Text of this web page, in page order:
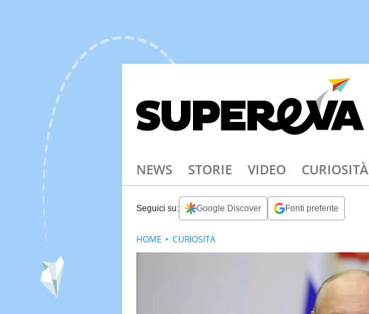
NEWS STORIE VIDEO CURIOSITÀ
Seguici su: Google Discover Fonti preferite
HOME CURIOSITÀ